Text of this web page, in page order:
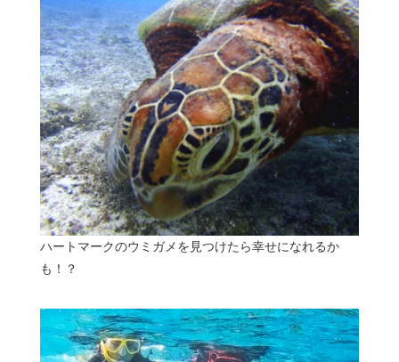
ハートマークのウミガメを見つけたら幸せになれるか
も！？